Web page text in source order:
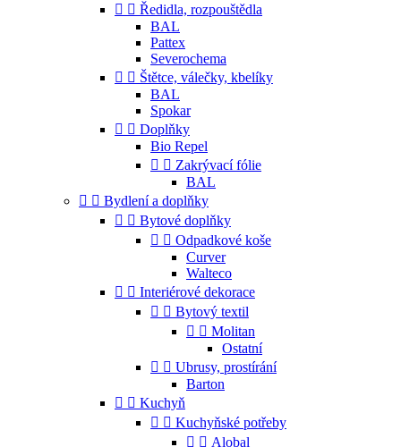
  Ředidla, rozpouštědla
BAL
Pattex
Severochema
  Štětce, válečky, kbelíky
BAL
Spokar
  Doplňky
Bio Repel
  Zakrývací fólie
BAL
  Bydlení a doplňky
  Bytové doplňky
  Odpadkové koše
Curver
Walteco
  Interiérové dekorace
  Bytový textil
  Molitan
Ostatní
  Ubrusy, prostírání
Barton
  Kuchyň
  Kuchyňské potřeby
  Alobal